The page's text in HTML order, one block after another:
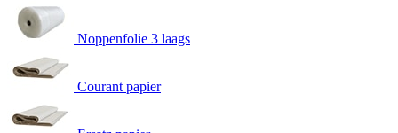
Noppenfolie 3 laags
Courant papier